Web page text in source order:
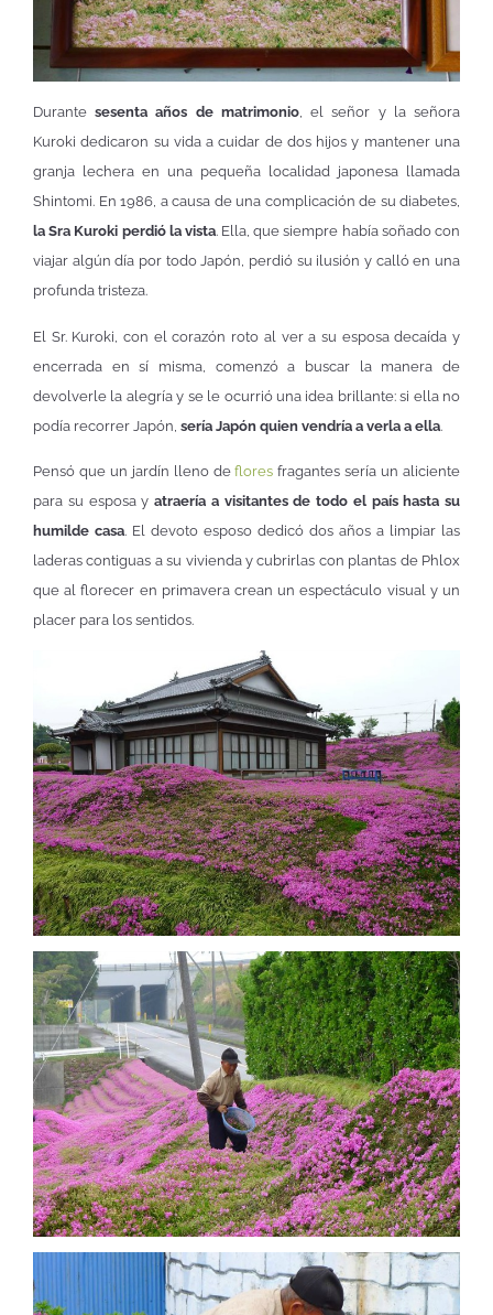
Durantesesenta años de matrimonio, el señor y la señora
Kuroki dedicaron su vida a cuidar de dos hijos y mantener una
granja lechera en una pequeña localidad japonesa llamada
Shintomi. En 1986, a causa de una complicación de su diabetes,
la Sra Kuroki perdió la vista. Ella, que siempre había soñado con
viajar algún día por todo Japón, perdió su ilusión y calló en una
profunda tristeza.
El Sr. Kuroki, con el corazón roto al ver a su esposa decaída y
encerrada en sí misma, comenzó a buscar la manera de
devolverle la alegría y se le ocurrió una idea brillante: si ella no
podía recorrer Japón, sería Japón quien vendría a verla a ella.
Pensó que un jardín lleno deflores fragantes sería un aliciente
para su esposa y atraería a visitantes de todo el país hasta su
humilde casa. El devoto esposo dedicó dos años a limpiar las
laderas contiguas a su vivienda y cubrirlas con plantas de Phlox
que al florecer en primavera crean un espectáculo visual y un
placer para los sentidos.